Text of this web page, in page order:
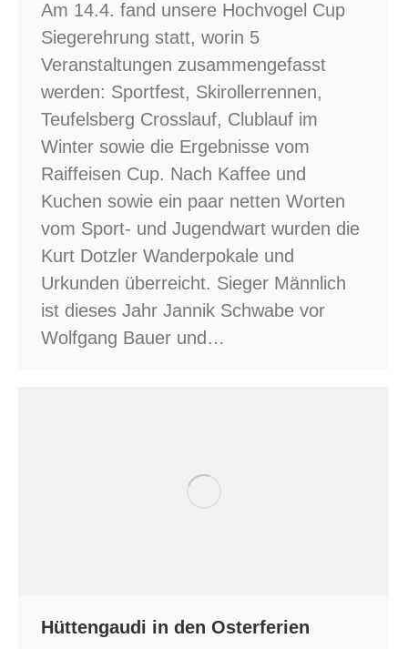
Am 14.4. fand unsere Hochvogel Cup
Siegerehrung statt, worin 5
Veranstaltungen zusammengefasst
werden: Sportfest, Skirollerrennen,
Teufelsberg Crosslauf, Clublauf im
Winter sowie die Ergebnisse vom
Raiffeisen Cup. Nach Kaffee und
Kuchen sowie ein paar netten Worten
vom Sport- und Jugendwart wurden die
Kurt Dotzler Wanderpokale und
Urkunden überreicht. Sieger Männlich
ist dieses Jahr Jannik Schwabe vor
Wolfgang Bauer und…
Hüttengaudi in den Osterferien